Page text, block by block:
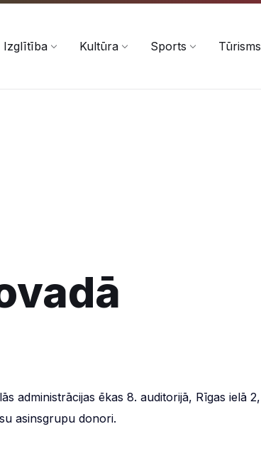
Izglītība Kultūra Sports Tūrisms
administrācijas ēkas 8. auditorijā, Rīgas ielā 2,
asinsgrupu donori.